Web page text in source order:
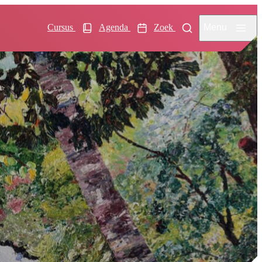
Cursus Agenda Zoek